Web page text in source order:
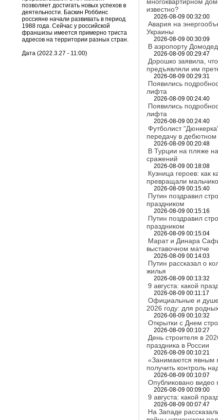
позволяет достигать новых успехов в
деятельности. Баскин Роббинс
россияне начали развивать в период
1988 года. Сейчас у российской
франшизы имеется примерно триста
адресов на территории разных стран.
Дата (2022.3.27 - 11:00)
известно?
2026-08-09 00:32:00
Авария на
Украины
2026-08-09 00:30:09
В аэропорту
2026-08-09 00:29:47
Дорошко заявила,
предъявляли им
2026-08-09 00:29:31
Появились
лифта
2026-08-09 00:24:40
Появились
лифта
2026-08-09 00:24:40
Футболист
передачу в дебютном
2026-08-09 00:20:48
В Турции на пляже
сражений
2026-08-09 00:18:08
Кузница героев: как
превращали
2026-08-09 00:15:40
Путин поздравил
праздником
2026-08-09 00:15:16
Путин поздравил
праздником
2026-08-09 00:15:04
Марат и Динара
выставочном матче
2026-08-09 00:14:03
Путин рассказал о
жилья
2026-08-09 00:13:32
9 августа: какой
2026-08-09 00:11:17
Официальные и
2026 году: для
2026-08-09 00:10:32
Открытки с Днем
2026-08-09 00:10:27
День строителя в
праздника в России
2026-08-09 00:10:21
«Занимаются явным
получить контроль
2026-08-09 00:10:07
Опубликовано
2026-08-09 00:09:00
9 августа: какой
2026-08-09 00:07:47
На Западе